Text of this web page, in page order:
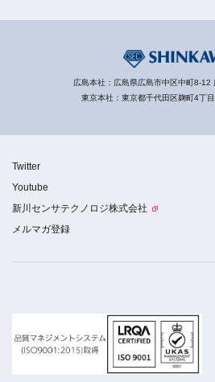
広島本社：広島県広島市中区中町8-12
東京本社：東京都千代田区麹町4丁
Twitter
Youtube
新川センサテクノロジ株式会社
メルマガ登録